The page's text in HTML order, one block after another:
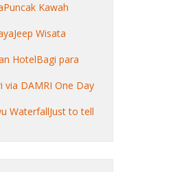
Kawah
Wisata
HotelBagi para
via DAMRI One Day
WaterfallJust to tell